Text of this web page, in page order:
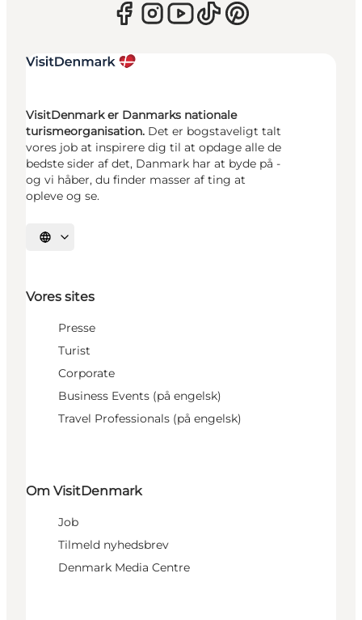
VisitDenmark er Danmarks nationale
turismeorganisation. Det er bogstaveligt talt
vores job at inspirere dig til at opdage alle de
bedste sider af det, Danmark har at byde på -
og vi håber, du finder masser af ting at
opleve og se.
Vælg sprog
Vores sites
Presse
Turist
Corporate
Business Events (på engelsk)
Travel Professionals (på engelsk)
Om VisitDenmark
Job
Tilmeld nyhedsbrev
Denmark Media Centre